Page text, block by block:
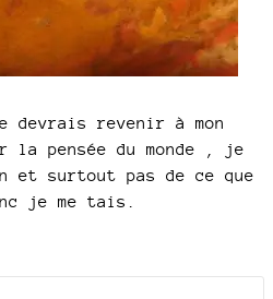
revenir à mon
la pensée du monde , je
et surtout pas de ce que
je me tais.